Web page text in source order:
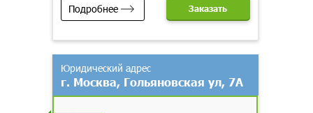
Подробнее Заказать
Юридический адрес
г. Москва, Гольяновская ул, 7А